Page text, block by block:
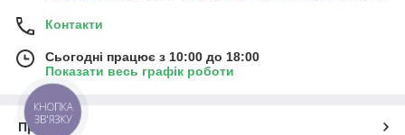
Контакти
Сьогодні працює з 10:00 до 18:00
Показати весь графік роботи
Про нас
КНОПКА
ЗВ'ЯЗКУ